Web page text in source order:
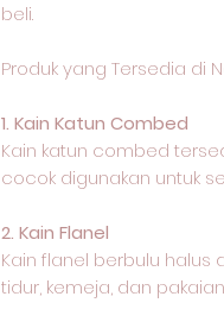
beli.
Produk yang Tersedia di
1. Kain Katun Combed
Kain katun combed
cocok digunakan untuk
2. Kain Flanel
Kain flanel berbulu halus
tidur, kemeja, dan